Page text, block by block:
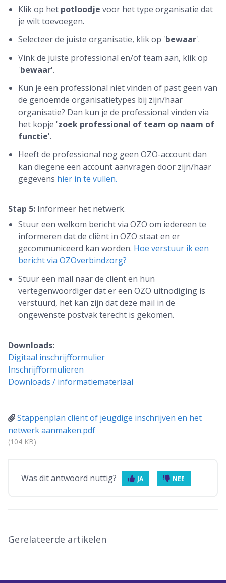
Klik op het potloodje voor het type organisatie dat
je wilt toevoegen.
Selecteer de juiste organisatie, klik op 'bewaar'.
Vink de juiste professional en/of team aan, klik op
'bewaar'.
Kun je een professional niet vinden of past geen van
de genoemde organisatietypes bij zijn/haar
organisatie? Dan kun je de professional vinden via
het kopje 'zoek professional of team op naam of
functie'.
Heeft de professional nog geen OZO-account dan
kan diegene een account aanvragen door zijn/haar
gegevens hier in te vullen.
Stap 5: Informeer het netwerk.
Stuur een welkom bericht via OZO om iedereen te
informeren dat de cliënt in OZO staat en er
gecommuniceerd kan worden. Hoe verstuur ik een
bericht via OZOverbindzorg?
Stuur een mail naar de cliënt en hun
vertegenwoordiger dat er een OZO uitnodiging is
verstuurd, het kan zijn dat deze mail in de
ongewenste postvak terecht is gekomen.
Downloads:
Digitaal inschrijfformulier
Inschrijfformulieren
Downloads / informatiemateriaal
Stappenplan client of jeugdige inschrijven en het
netwerk aanmaken.pdf
(104 KB)
Was dit antwoord nuttig? JA NEE
Gerelateerde artikelen